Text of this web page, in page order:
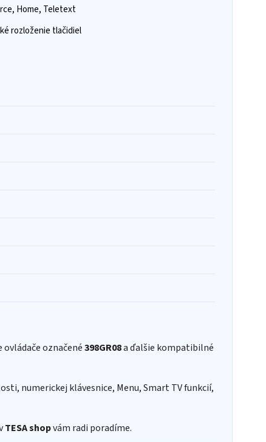
Home, Teletext
rozloženie tlačidiel
označené398GR08a ďalšie kompatibilné
numerickej klávesnice, Menu, Smart TV funkcií,
TESA shopvám radi poradíme.